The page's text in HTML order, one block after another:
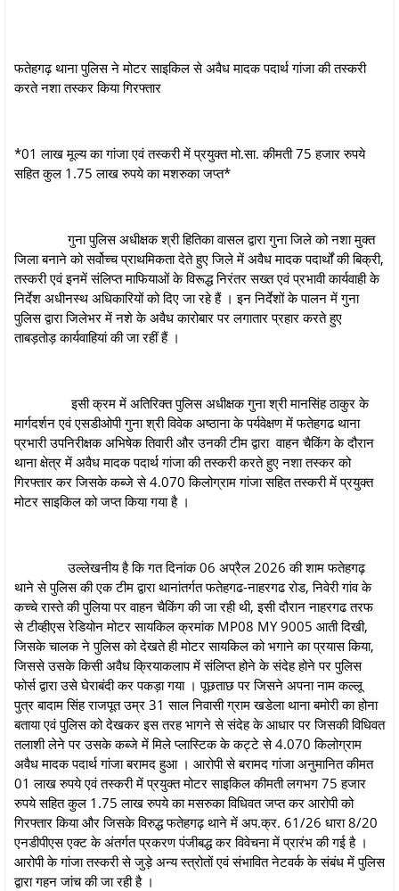
फतेहगढ़ थाना पुलिस ने मोटर साइकिल से अवैध मादक पदार्थ गांजा की तस्करी
करते नशा तस्कर किया गिरफ्तार
*01 लाख मूल्य का गांजा एवं तस्करी में प्रयुक्त मो.सा. कीमती 75 हजार रुपये
सहित कुल 1.75 लाख रुपये का मशरुका जप्त*
गुना पुलिस अधीक्षक श्री हितिका वासल द्वारा गुना जिले को नशा मुक्त
जिला बनाने को सर्वोच्च प्राथमिकता देते हुए जिले में अवैध मादक पदार्थों की बिक्री,
तस्‍करी एवं इनमें संलिप्‍त माफियाओं के विरूद्ध निरंतर सख्त एवं प्रभावी कार्यवाही के
निर्देश अधीनस्थ अधिकारियों को दिए जा रहे हैं । इन निर्देशों के पालन में गुना
पुलिस द्वारा जिलेभर में नशे के अवैध कारोबार पर लगातार प्रहार करते हुए
ताबड़तोड़ कार्यवाहियां की जा रहीं हैं ।
इसी क्रम में अतिरिक्त पुलिस अधीक्षक गुना श्री मानसिंह ठाकुर के
मार्गदर्शन एवं एसडीओपी गुना श्री विवेक अष्‍ठाना के पर्यवेक्षण में फतेहगढ थाना
प्रभारी उपनिरीक्षक अभिषेक तिवारी और उनकी टीम द्वारा वाहन चैकिंग के दौरान
थाना क्षेत्र में अवैध मादक पदार्थ गांजा की तस्करी करते हुए नशा तस्कर को
गिरफ्तार कर जिसके कब्जे से 4.070 किलोग्राम गांजा सहित तस्करी में प्रयुक्त
मोटर साइकिल को जप्त किया गया है ।
उल्लेखनीय है कि गत दिनांक 06 अप्रैल 2026 की शाम फतेहगढ़
थाने से पुलिस की एक टीम द्वारा थानांतर्गत फतेहगढ-नाहरगढ रोड, निवेरी गांव के
कच्चे रास्ते की पुलिया पर वाहन चैकिंग की जा रही थी, इसी दौरान नाहरगढ तरफ
से टीव्हीएस रेडियोन मोटर सायकिल क्रमांक MP08 MY 9005 आती दिखी,
जिसके चालक ने पुलिस को देखते ही मोटर सायकिल को भगाने का प्रयास किया,
जिससे उसके किसी अवैध क्रियाकलाप में संलिप्त होने के संदेह होने पर पुलिस
फोर्स द्वारा उसे घेराबंदी कर पकड़ा गया । पूछताछ पर जिसने अपना नाम कल्लू
पुत्र बादाम सिंह राजपूत उम्र 31 साल निवासी ग्राम खडेला थाना बमोरी का होना
बताया एवं पुलिस को देखकर इस तरह भागने से संदेह के आधार पर जिसकी विधिवत
तलाशी लेने पर उसके कब्जे में मिले प्लास्टिक के कट्टे से 4.070 किलोग्राम
अवैध मादक पदार्थ गांजा बरामद हुआ । आरोपी से बरामद गांजा अनुमानित कीमत
01 लाख रुपये एवं तस्करी में प्रयुक्त मोटर साइकिल कीमती लगभग 75 हजार
रुपये सहित कुल 1.75 लाख रुपये का मसरुका विधिवत जप्त कर आरोपी को
गिरफ्तार किया और जिसके विरुद्ध फतेहगढ़ थाने में अप.क्र. 61/26 धारा 8/20
एनडीपीएस एक्ट के अंतर्गत प्रकरण पंजीबद्ध कर विवेचना में प्रारंभ की गई है ।
आरोपी के गांजा तस्करी से जुड़े अन्य स्त्रोतों एवं संभावित नेटवर्क के संबंध में पुलिस
द्वारा गहन जांच की जा रही है ।